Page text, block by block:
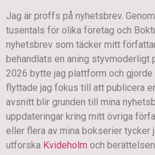
Jag är proffs på nyhetsbrev.
tusentals för olika företag och
nyhetsbrev som täcker mitt
behandlats en aning styvmoderligt
2026 bytte jag plattform och
flyttade jag fokus till att publicera
avsnitt blir grunden till mina
uppdateringar kring mitt övriga
eller flera av mina bokserier tycker
utforska Kvideholm och